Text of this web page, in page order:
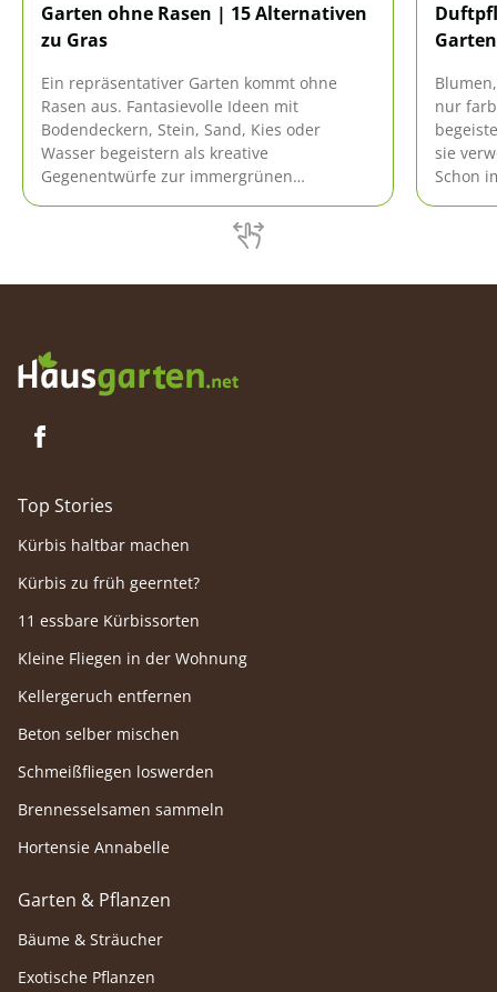
Garten ohne Rasen | 15 Alternativen
zu Gras
Ein repräsentativer Garten kommt ohne
Rasen aus. Fantasievolle Ideen mit
Bodendeckern, Stein, Sand, Kies oder
Wasser begeistern als kreative
Gegenentwürfe zur immergrünen
historischen Bauerngarten. Lassen Sie sich
hier inspirieren von 5 Alternativen zu Gras.
nur
sie
Schon
Top Stories
Kürbis haltbar machen
Kürbis zu früh geerntet?
11 essbare Kürbissorten
Kleine Fliegen in der Wohnung
Kellergeruch entfernen
Beton selber mischen
Schmeißfliegen loswerden
Brennesselsamen sammeln
Hortensie Annabelle
Garten & Pflanzen
Bäume & Sträucher
Exotische Pflanzen